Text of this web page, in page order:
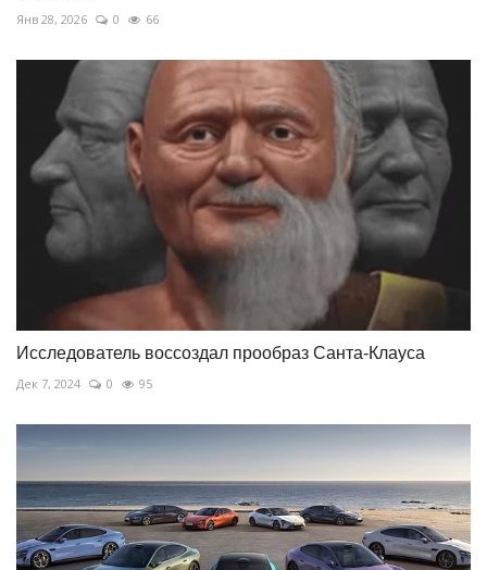
Янв 28, 2026 0 66
Исследователь воссоздал прообраз Санта-Клауса
Дек 7, 2024 0 95